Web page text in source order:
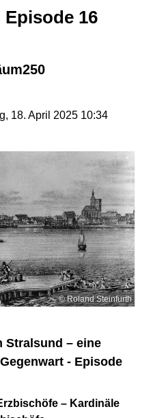
16
18. April 2025 10:34
© Roland Steinfurth
Stralsund – eine
- Episode
– Kardinäle